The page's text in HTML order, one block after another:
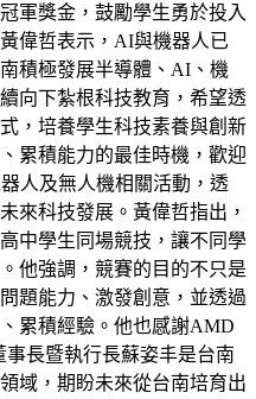
軍獎金，鼓勵學生勇於投入
偉哲表示，AI與機器人已
積極發展半導體、AI、機
向下紮根科技教育，希望透
，培養學生科技素養與創新
累積能力的最佳時機，歡迎
人及無人機相關活動，透
來科技發展。黃偉哲指出，
中學生同場競技，讓不同學
他強調，競賽的目的不只是
題能力、激發創意，並透過
累積經驗。他也感謝AMD
長暨執行長蘇姿丰是台南
域，期盼未來從台南培育出